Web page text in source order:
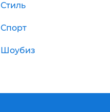
Стиль
Спорт
Шоубиз